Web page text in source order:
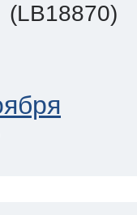
(LB18870)